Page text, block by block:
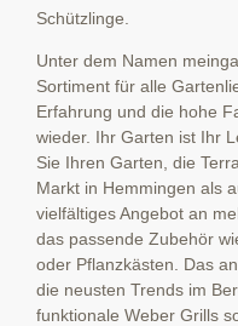
Schützlinge.
Unter dem Namen
Sortiment für alle
Erfahrung und die hohe
wieder. Ihr Garten ist Ihr
Sie Ihren Garten, die
Markt in Hemmingen als
vielfältiges Angebot an
das passende Zubehör
oder Pflanzkästen. Das
die neusten Trends im
funktionale Weber Grills